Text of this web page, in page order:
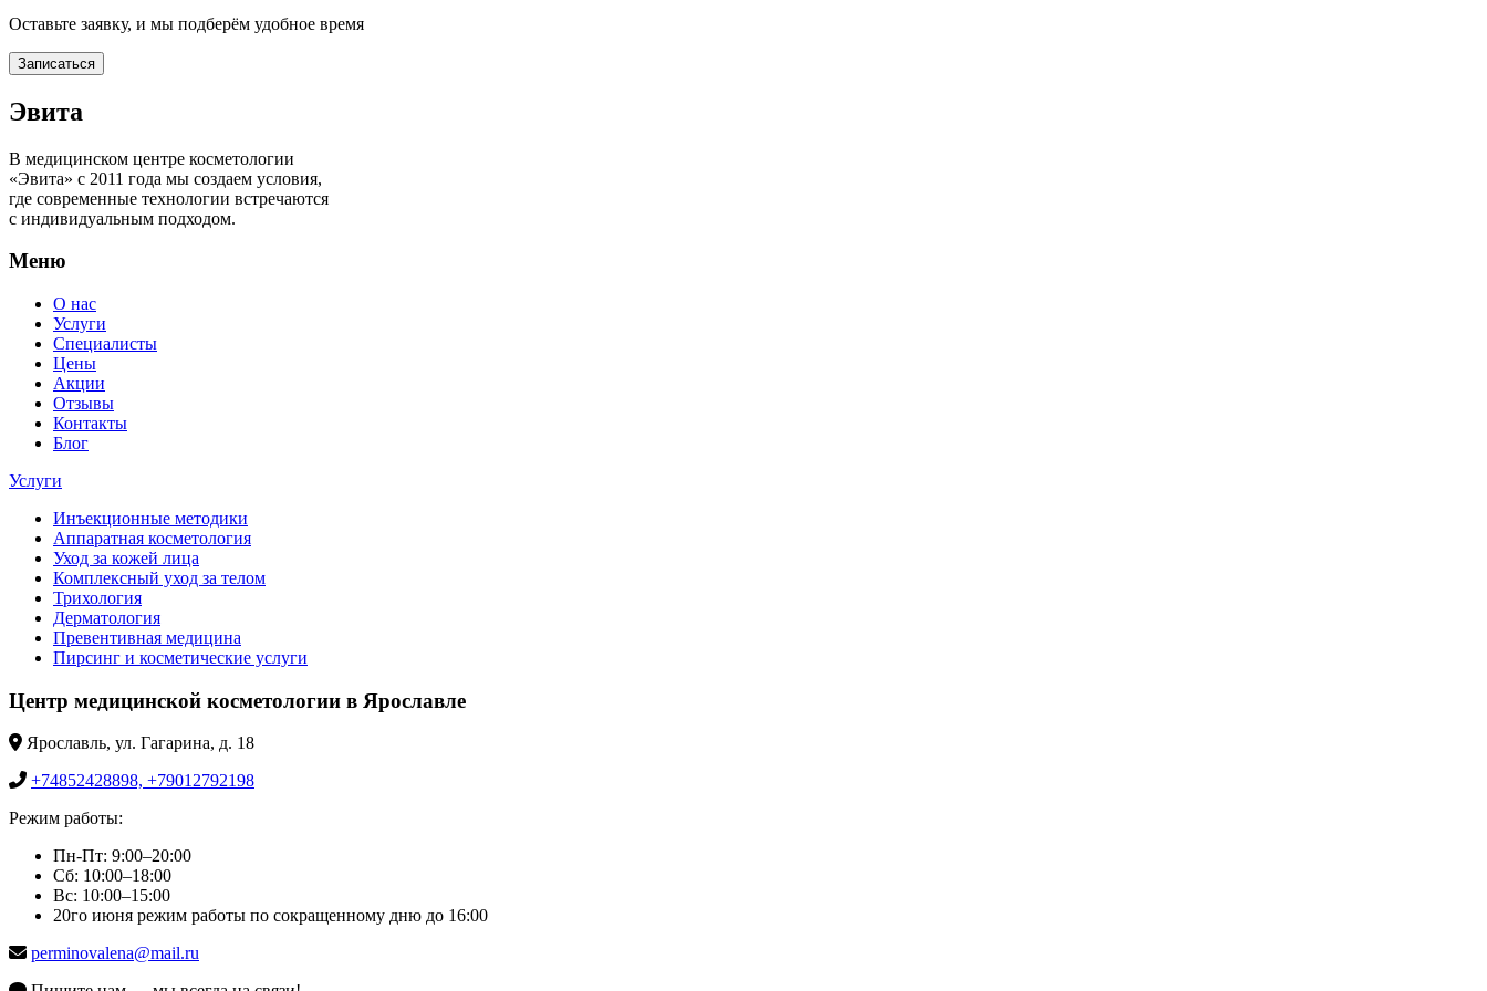
Оставьте заявку, и мы подберём удобное время
Записаться
Эвита
В медицинском центре косметологии
«Эвита» с 2011 года мы создаем условия,
где современные технологии встречаются
с индивидуальным подходом.
Меню
О нас
Услуги
Специалисты
Цены
Акции
Отзывы
Контакты
Блог
Услуги
Инъекционные методики
Аппаратная косметология
Уход за кожей лица
Комплексный уход за телом
Трихология
Дерматология
Превентивная медицина
Пирсинг и косметические услуги
Центр медицинской косметологии в Ярославле
Ярославль, ул. Гагарина, д. 18
+74852428898, +79012792198
Режим работы:
Пн-Пт: 9:00–20:00
Сб: 10:00–18:00
Вс: 10:00–15:00
20го июня режим работы по сокращенному дню до 16:00
perminovalena@mail.ru